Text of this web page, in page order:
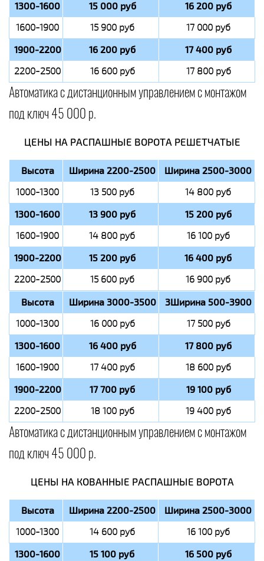
1300-1600 15 000 руб 16 200 руб
1600-1900 15 900 руб 17 000 руб
1900-2200 16 200 руб 17 400 руб
2200-2500 16 600 руб 17 800 руб
Автоматика с дистанционным управлением с монтажом
под ключ 45 000 р.
ЦЕНЫ НА РАСПАШНЫЕ ВОРОТА РЕШЕТЧАТЫЕ
Высота Ширина 2200-2500 Ширина 2500-3000
1000-1300 13 500 руб 14 800 руб
1300-1600 13 900 руб 15 200 руб
1600-1900 14 800 руб 16 100 руб
1900-2200 15 200 руб 16 400 руб
2200-2500 15 600 руб 16 900 руб
Высота Ширина 3000-3500 3Ширина 500-3900
1000-1300 16 000 руб 17 500 руб
1300-1600 16 400 руб 17 800 руб
1600-1900 17 400 руб 18 600 руб
1900-2200 17 700 руб 19 100 руб
2200-2500 18 100 руб 19 400 руб
Автоматика с дистанционным управлением с монтажом
под ключ 45 000 р.
ЦЕНЫ НА КОВАННЫЕ РАСПАШНЫЕ ВОРОТА
Высота Ширина 2200-2500 Ширина 2500-3000
1000-1300 14 600 руб 16 100 руб
1300-1600 15 100 руб 16 500 руб